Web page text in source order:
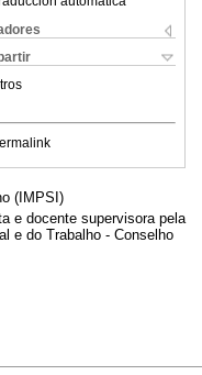
(IMPSI)
e docente supervisora pela
e do Trabalho - Conselho